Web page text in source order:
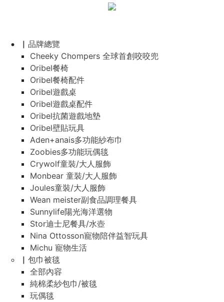
▏品牌總覽
Cheeky Chompers 全球首創咬咬兜
Oribel餐椅
Oribel餐椅配件
Oribel遊戲桌
Oribel遊戲桌配件
Oribel抗菌遊戲地墊
Oribel壁貼玩具
Aden+anais多功能紗布巾
Zoobies多功能玩偶毯
Crywolf童裝/大人服飾
Monbear 童裝/大人服飾
Joules童裝/大人服飾
Wean meister副食品調理餐具
Sunnylife陽光海洋選物
Stor迪士尼餐具/水壺
Nina Ottosson寵物陪伴益智玩具
Michu 寵物生活
▏包巾被毯
全部內容
純棉柔紗包巾/被毯
玩偶毯